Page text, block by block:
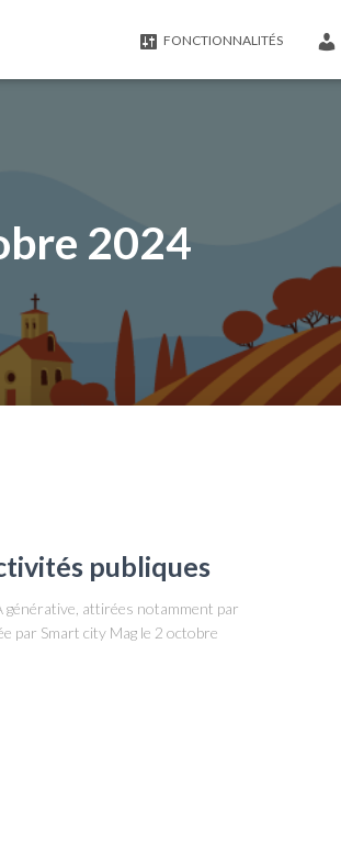
FONCTIONNALITÉS
2024
publiques
générative, attirées notamment par
par Smart city Mag le 2 octobre